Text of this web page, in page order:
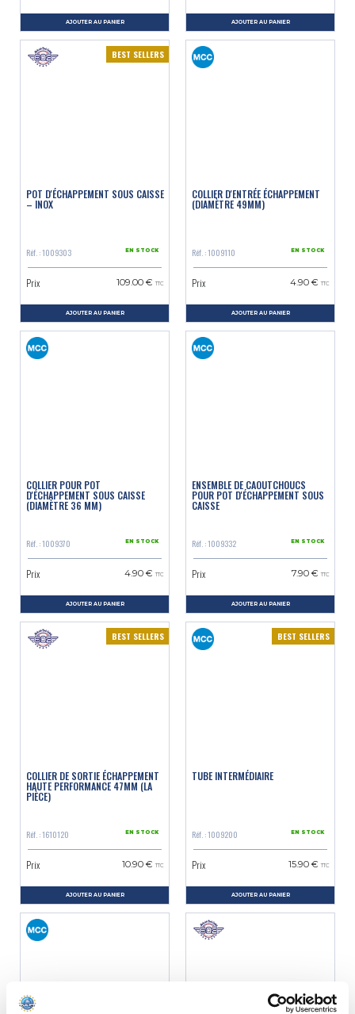
AJOUTER AU PANIER AJOUTER AU PANIER
BEST SELLERS
POT D'ÉCHAPPEMENT SOUS CAISSE
– INOX
Réf. : 1009303 EN STOCK
Prix 109.00 € TTC
AJOUTER AU PANIER
COLLIER D'ENTRÉE ÉCHAPPEMENT
(DIAMÈTRE 49MM)
Réf. : 1009110 EN STOCK
Prix 4.90 € TTC
AJOUTER AU PANIER
COLLIER POUR POT
D'ÉCHAPPEMENT SOUS CAISSE
(DIAMÈTRE 36 MM)
Réf. : 1009370 EN STOCK
Prix 4.90 € TTC
AJOUTER AU PANIER
ENSEMBLE DE CAOUTCHOUCS
POUR POT D'ÉCHAPPEMENT SOUS
CAISSE
Réf. : 1009332 EN STOCK
Prix 7.90 € TTC
AJOUTER AU PANIER
BEST SELLERS
COLLIER DE SORTIE ÉCHAPPEMENT
HAUTE PERFORMANCE 47MM (LA
PIÈCE)
Réf. : 1610120 EN STOCK
Prix 10.90 € TTC
AJOUTER AU PANIER
BEST SELLERS
TUBE INTERMÉDIAIRE
Réf. : 1009200 EN STOCK
Prix 15.90 € TTC
AJOUTER AU PANIER